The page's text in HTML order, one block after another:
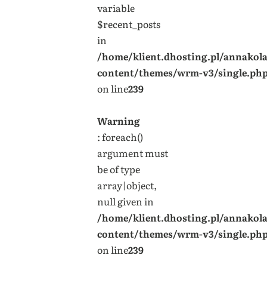
variable
$recent_posts
in
/home/klient.dhosting.pl/
content/themes/wrm-v3/
on line239
Warning
: foreach()
argument must
be of type
array|object,
null given in
/home/klient.dhosting.pl/
content/themes/wrm-v3/
on line239